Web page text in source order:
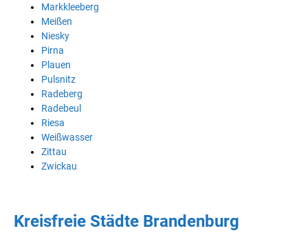
Markkleeberg
Meißen
Niesky
Pirna
Plauen
Pulsnitz
Radeberg
Radebeul
Riesa
Weißwasser
Zittau
Zwickau
Kreisfreie Städte Brandenburg